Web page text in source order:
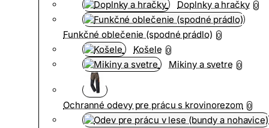
Doplnky a hračky 0
Funkčné oblečenie (spodné prádlo) 0
Košele 0
Mikiny a svetre 0
Ochranné odevy pre prácu s krovinorezom 0